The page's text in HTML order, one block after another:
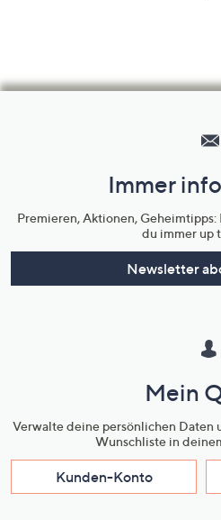
Immer
Premieren, Aktionen,
du immer up
Newsletter
Mein
Verwalte deine persönlichen Daten
Wunschliste in
Kunden-Konto